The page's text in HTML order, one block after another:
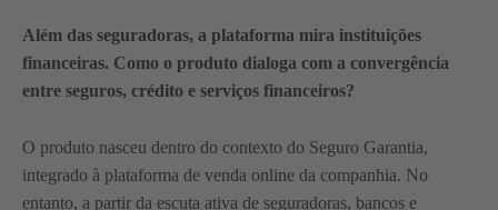
Além das seguradoras, a plataforma mira instituições
financeiras. Como o produto dialoga com a convergência
entre seguros, crédito e serviços financeiros?
O produto nasceu dentro do contexto do Seguro Garantia,
integrado à plataforma de venda online da companhia. No
entanto, a partir da escuta ativa de seguradoras, bancos e